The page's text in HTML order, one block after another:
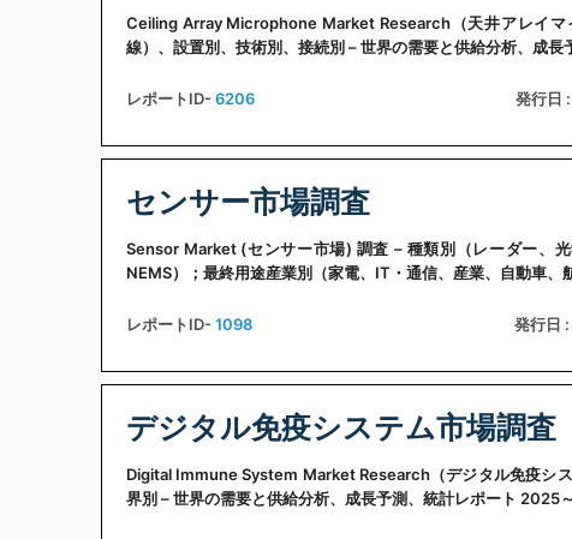
Ceiling Array Microphone Market Research（天井アレイ
線）、設置別、技術別、接続別 – 世界の需要と供給分析、成
レポートID-6206 発行日 :
センサー市場調査
Sensor Market (センサー市場) 調査 – 種類別（レーダー、
NEMS）；最終用途産業別（家電、IT・通信、産業、自動車
レポートID-1098 発行日 :
デジタル免疫システム市場調査
Digital Immune System Market Research（デジタル免疫シ
界別 – 世界の需要と供給分析、成長予測、統計レポート 2025